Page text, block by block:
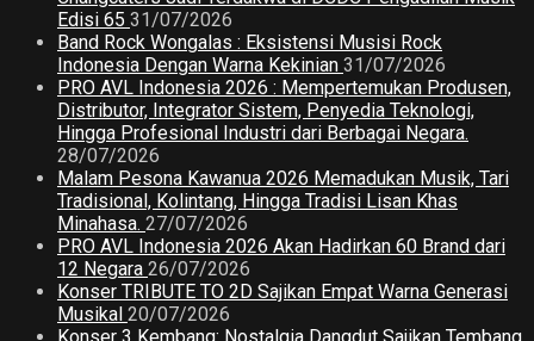
Edisi 65 31/07/2026
Band Rock Wongalas : Eksistensi Musisi Rock
Indonesia Dengan Warna Kekinian 31/07/2026
PRO AVL Indonesia 2026 : Mempertemukan Produsen,
Distributor, Integrator Sistem, Penyedia Teknologi,
Hingga Profesional Industri dari Berbagai Negara.
28/07/2026
Malam Pesona Kawanua 2026 Memadukan Musik, Tari
Tradisional, Kolintang, Hingga Tradisi Lisan Khas
Minahasa. 27/07/2026
PRO AVL Indonesia 2026 Akan Hadirkan 60 Brand dari
12 Negara 26/07/2026
Konser TRIBUTE TO 2D Sajikan Empat Warna Generasi
Musikal 20/07/2026